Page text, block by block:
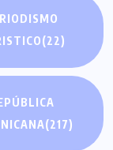
(22)
(217)